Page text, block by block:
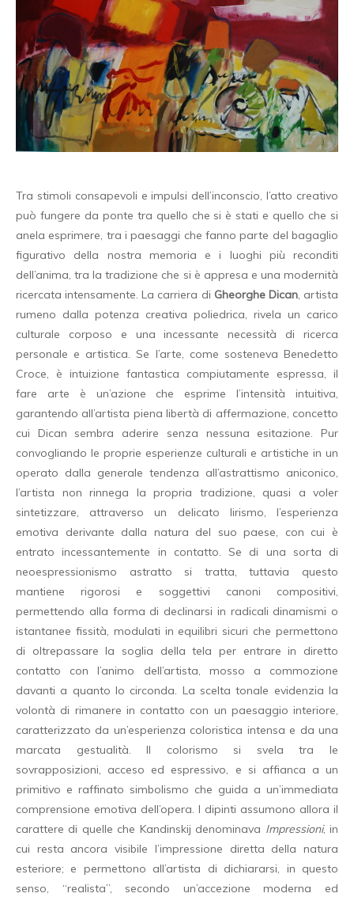
Tra stimoli consapevoli e impulsi dell’inconscio, l’atto creativo
può fungere da ponte tra quello che si è stati e quello che si
anela esprimere, tra i paesaggi che fanno parte del bagaglio
figurativo della nostra memoria e i luoghi più reconditi
dell’anima, tra la tradizione che si è appresa e una modernità
ricercata intensamente. La carriera di Gheorghe Dican, artista
rumeno dalla potenza creativa poliedrica, rivela un carico
culturale corposo e una incessante necessità di ricerca
personale e artistica. Se l’arte, come sosteneva Benedetto
Croce, è intuizione fantastica compiutamente espressa, il
fare arte è un’azione che esprime l’intensità intuitiva,
garantendo all’artista piena libertà di affermazione, concetto
cui Dican sembra aderire senza nessuna esitazione. Pur
convogliando le proprie esperienze culturali e artistiche in un
operato dalla generale tendenza all’astrattismo aniconico,
l’artista non rinnega la propria tradizione, quasi a voler
sintetizzare, attraverso un delicato lirismo, l’esperienza
emotiva derivante dalla natura del suo paese, con cui è
entrato incessantemente in contatto. Se di una sorta di
neoespressionismo astratto si tratta, tuttavia questo
mantiene rigorosi e soggettivi canoni compositivi,
permettendo alla forma di declinarsi in radicali dinamismi o
istantanee fissità, modulati in equilibri sicuri che permettono
di oltrepassare la soglia della tela per entrare in diretto
contatto con l’animo dell’artista, mosso a commozione
davanti a quanto lo circonda. La scelta tonale evidenzia la
volontà di rimanere in contatto con un paesaggio interiore,
caratterizzato da un’esperienza coloristica intensa e da una
marcata gestualità. Il colorismo si svela tra le
sovrapposizioni, acceso ed espressivo, e si affianca a un
primitivo e raffinato simbolismo che guida a un’immediata
comprensione emotiva dell’opera. I dipinti assumono allora il
carattere di quelle che Kandinskij denominava Impressioni, in
cui resta ancora visibile l’impressione diretta della natura
esteriore; e permettono all’artista di dichiararsi, in questo
senso, “realista”, secondo un’accezione moderna ed